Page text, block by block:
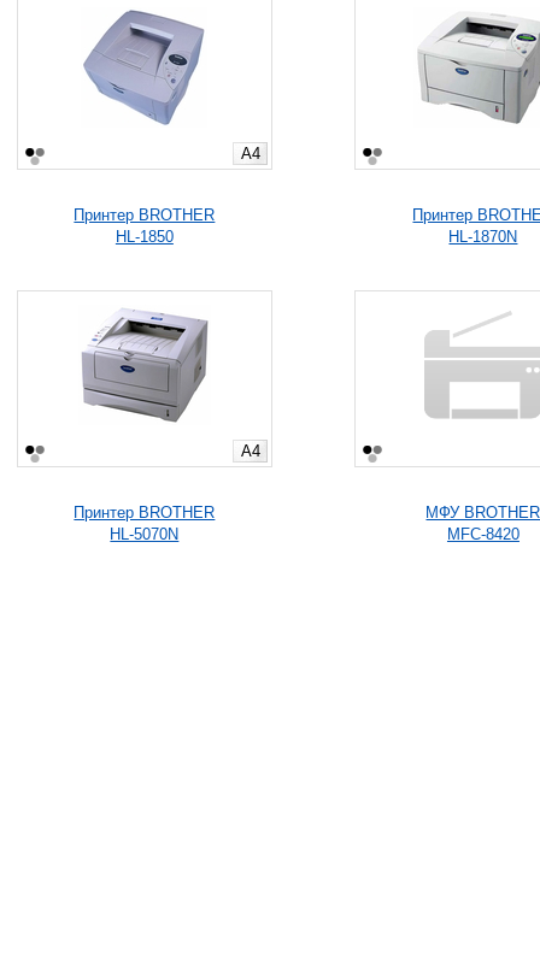
A4
Принтер BROTHER
HL-1850
Принтер
HL-1870N
A4
Принтер BROTHER
HL-5070N
МФУ BROTHER
MFC-8420